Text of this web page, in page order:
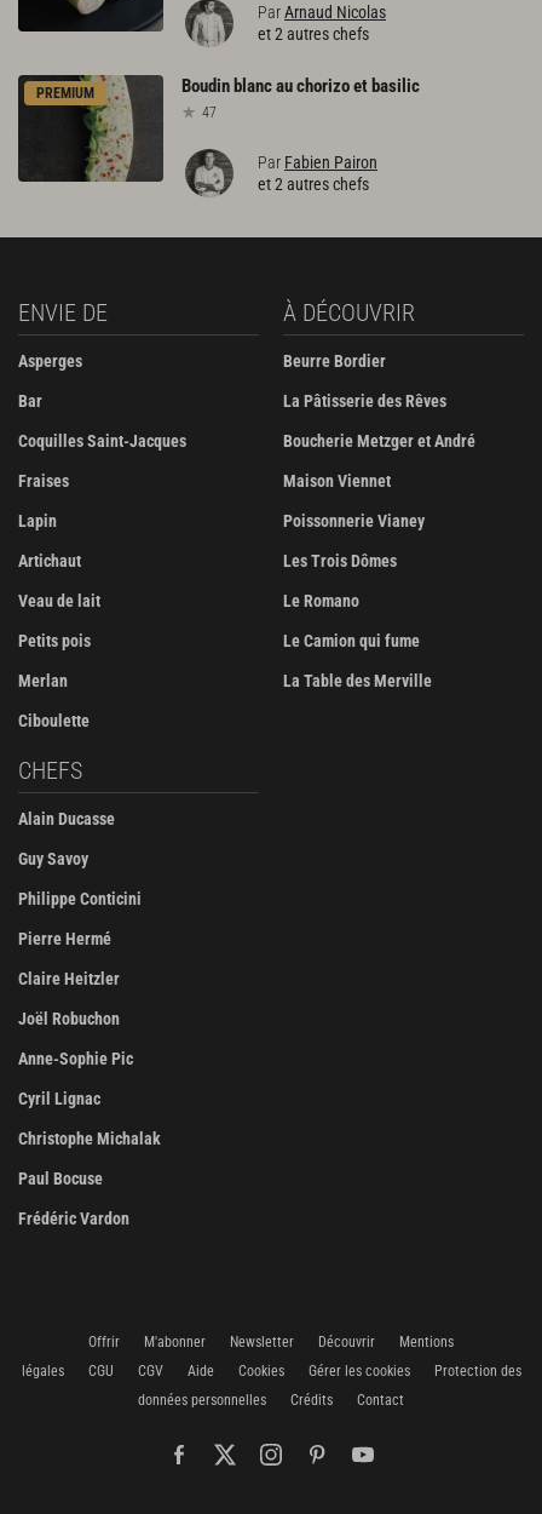
ParArnaud Nicolas
et 2 autres chefs
PREMIUM Boudin blancauchorizoet basilic
47
Par Fabien Pairon
et 2 autres chefs
ENVIE DE
Asperges
Bar
Coquilles Saint-Jacques
Fraises
Lapin
Artichaut
Veau de lait
Petits pois
Merlan
Ciboulette
À DÉCOUVRIR
Beurre Bordier
La Pâtisserie des Rêves
Boucherie Metzger et André
Maison Viennet
Poissonnerie Vianey
Les Trois Dômes
Le Romano
Le Camion qui fume
La Table des Merville
CHEFS
Alain Ducasse
Guy Savoy
Philippe Conticini
Pierre Hermé
Claire Heitzler
Joël Robuchon
Anne-Sophie Pic
Cyril Lignac
Christophe Michalak
Paul Bocuse
Frédéric Vardon
Offrir M'abonner Newsletter Découvrir
Mentions
légales
CGU CGV Aide Cookies Gérer les cookies
Protection des
données personnelles
Crédits Contact